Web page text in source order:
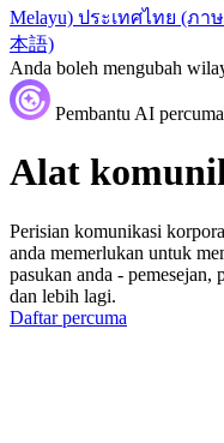
Melayu) ประเทศไทย (ภา
本語)
Anda boleh mengubah
Pembantu AI percuma
Alat
Perisian komunikasi
anda memerlukan untuk
pasukan anda -
dan lebih lagi.
Daftar percuma